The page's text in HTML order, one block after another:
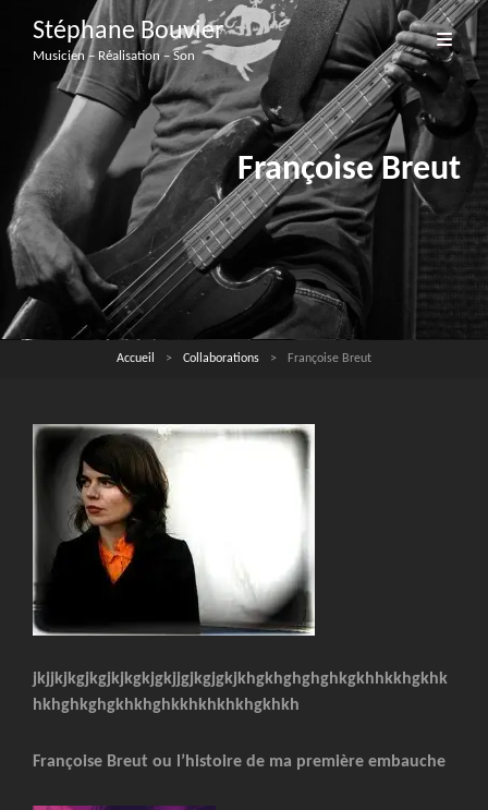
Stéphane Bouvier
Musicien – Réalisation – Son
Françoise Breut
Accueil > Collaborations > Françoise Breut
jkjjkjkgjkgjkjkgkjgkjjgjkgjgkjkhgkhghghghkgkhhkkhgkhk
hkhghkghgkhkhghkkhkhkhkhgkhkh
Françoise Breut ou l’histoire de ma première embauche